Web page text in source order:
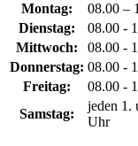
Montag:
08.00 –
Dienstag:
08.00 -
Mittwoch:
08.00 -
Donnerstag: 08.00 -
Freitag:
08.00 -
Samstag:
jeden 1.
Uhr